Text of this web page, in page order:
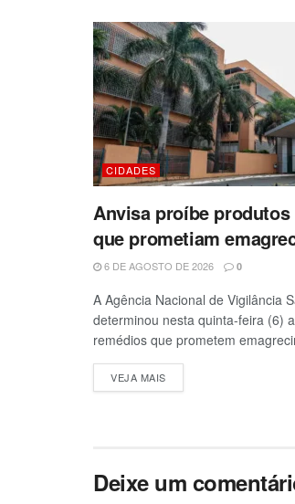
CIDADES
Anvisa proíbe
que prometiam
6 DE AGOSTO DE 2026 0
A Agência Nacional de Vigilância
determinou nesta quinta-feira (6)
remédios que prometem
VEJA MAIS
Deixe um